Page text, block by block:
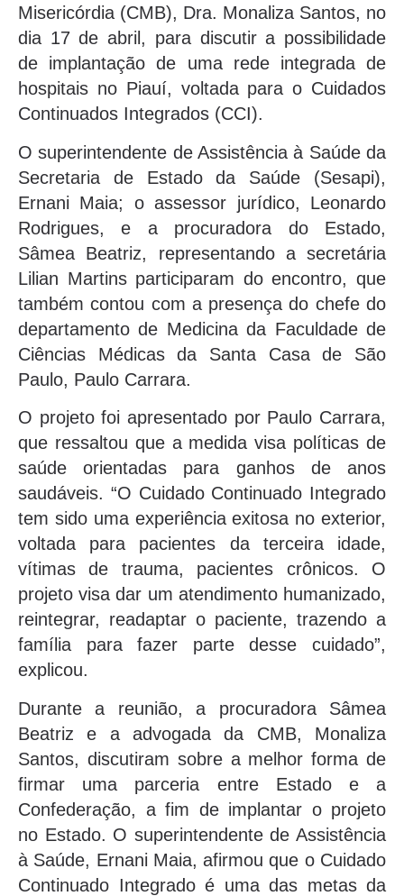
Misericórdia (CMB), Dra. Monaliza Santos, no
dia 17 de abril, para discutir a possibilidade
de implantação de uma rede integrada de
hospitais no Piauí, voltada para o Cuidados
Continuados Integrados (CCI).
O superintendente de Assistência à Saúde da
Secretaria de Estado da Saúde (Sesapi),
Ernani Maia; o assessor jurídico, Leonardo
Rodrigues, e a procuradora do Estado,
Sâmea Beatriz, representando a secretária
Lilian Martins participaram do encontro, que
também contou com a presença do chefe do
departamento de Medicina da Faculdade de
Ciências Médicas da Santa Casa de São
Paulo, Paulo Carrara.
O projeto foi apresentado por Paulo Carrara,
que ressaltou que a medida visa políticas de
saúde orientadas para ganhos de anos
saudáveis. “O Cuidado Continuado Integrado
tem sido uma experiência exitosa no exterior,
voltada para pacientes da terceira idade,
vítimas de trauma, pacientes crônicos. O
projeto visa dar um atendimento humanizado,
reintegrar, readaptar o paciente, trazendo a
família para fazer parte desse cuidado”,
explicou.
Durante a reunião, a procuradora Sâmea
Beatriz e a advogada da CMB, Monaliza
Santos, discutiram sobre a melhor forma de
firmar uma parceria entre Estado e a
Confederação, a fim de implantar o projeto
no Estado. O superintendente de Assistência
à Saúde, Ernani Maia, afirmou que o Cuidado
Continuado Integrado é uma das metas da